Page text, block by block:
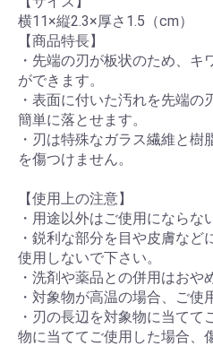
横11×縦2.3×厚さ1.5（cm）
【商品特長】
・先端の刃が板状のため、キ
ができます。
・表面に付いた汚れを先端の
簡単に落とせます。
・刃は特殊なガラス繊維と
を傷つけません。
【使用上の注意】
・用途以外はご使用にならな
・鋭利な部分を目や皮膚な
使用しないで下さい。
・洗剤や薬品との併用はおや
・対象物が高温の場合、ご使
・刃の長辺を対象物に当てて
物に当ててご使用した場合、